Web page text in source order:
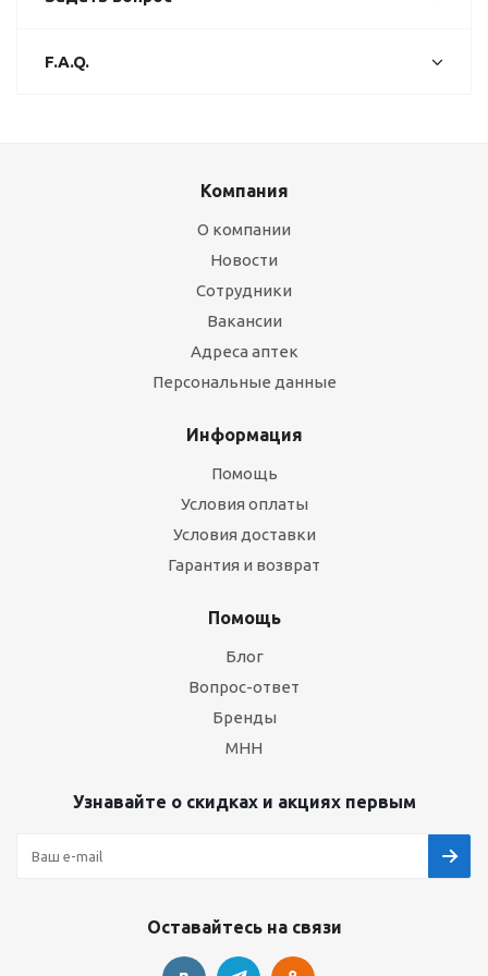
F.A.Q.
Компания
О компании
Новости
Сотрудники
Вакансии
Адреса аптек
Персональные данные
Информация
Помощь
Условия оплаты
Условия доставки
Гарантия и возврат
Помощь
Блог
Вопрос-ответ
Бренды
МНН
Узнавайте о скидках и акциях первым
Оставайтесь на связи